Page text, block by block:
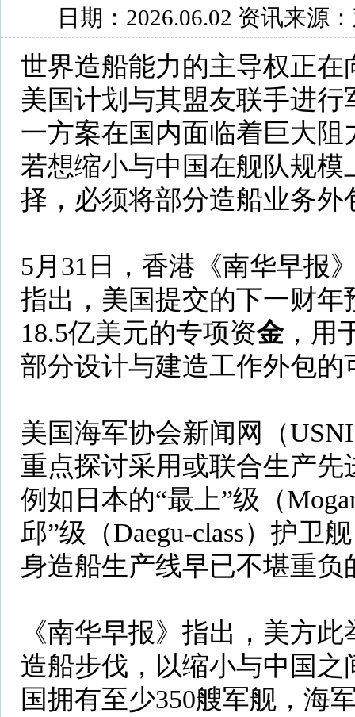
日期：2026.06.02 资讯来源
世界造船能力的主导权正
美国计划与其盟友联手进
一方案在国内面临着巨大
若想缩小与中国在舰队规
择，必须将部分造船业务外
5月31日，香港《南华早报
指出，美国提交的下一财
18.5亿美元的专项资金，用
部分设计与建造工作外包的
美国海军协会新闻网（
重点探讨采用或联合生产
例如日本的“最上”级（
邱”级（Daegu-class）护卫
身造船生产线早已不堪重负
《南华早报》指出，美方
造船步伐，以缩小与中国
国拥有至少350艘军舰，海